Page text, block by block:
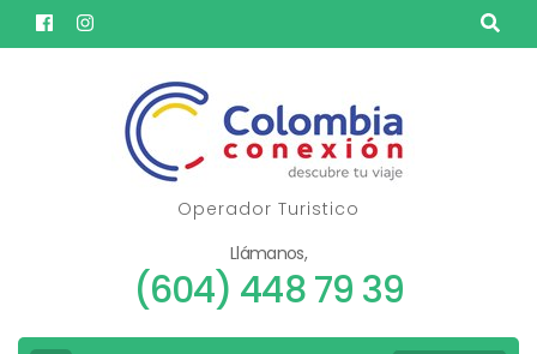
Saltar
al
Operador Turistico
Llámanos,
(604) 448 79 39